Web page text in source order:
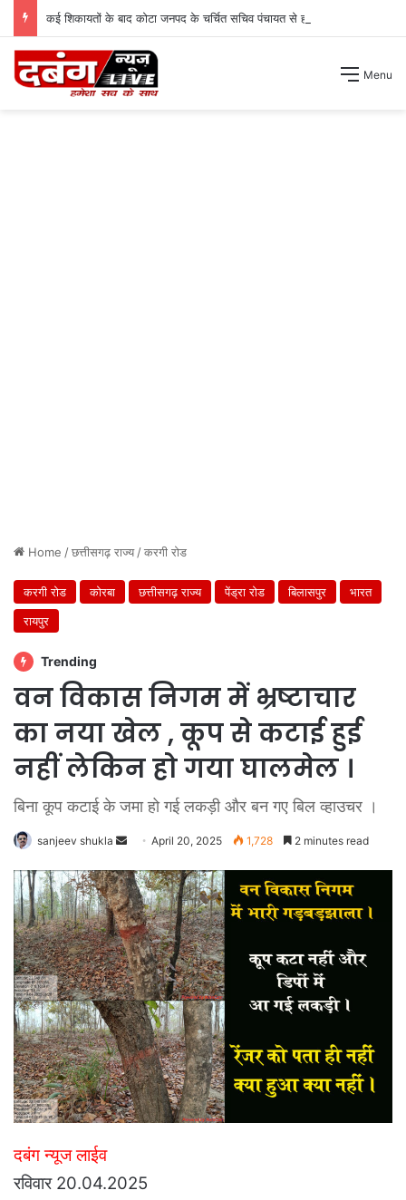
कई शिकायतों के बाद कोटा जनपद के चर्चित सचिव पंचायत से हटाए गए ।
Menu
Home /छत्तीसगढ़ राज्य/करगी रोड
करगी रोड कोरबा छत्तीसगढ़ राज्य पेंड्रा रोड बिलासपुर
भारत
रायपुर
Trending
वन विकास निगम में भ्रष्टाचार
का नया खेल , कूप से कटाई हुई
नहीं लेकिन हो गया घालमेल ।
बिना कूप कटाई के जमा हो गई लकड़ी और बन गए बिल व्हाउचर ।
sanjeev shukla
Send
email
April 20, 2025 1,728 2 minutes read
दबंग न्यूज लाईव
रविवार 20.04.2025